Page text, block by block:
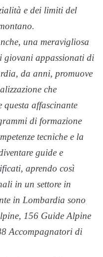
e dei limiti del
una meravigliosa
appassionati di
da anni, promuove
che
questa affascinante
di formazione
tecniche e la
guide e
aprendo così
in un settore in
in Lombardia sono
156 Guide Alpine
Accompagnatori di